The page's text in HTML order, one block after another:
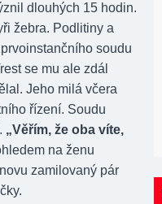
dlouhých 15 hodin.
žebra. Podlitiny a
soudu
se mu ale zdál
Jeho milá včera
řízení. Soudu
„Věřím, že oba víte,
na ženu
zamilovaný pár